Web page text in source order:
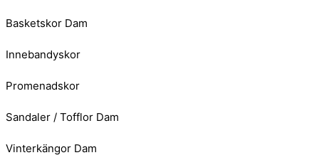
Basketskor Dam
Innebandyskor
Promenadskor
Sandaler / Tofflor Dam
Vinterkängor Dam